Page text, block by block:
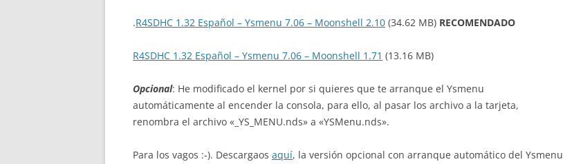
.R4SDHC 1.32 Español – Ysmenu 7.06 – Moonshell 2.10 (34.62 MB) RECOMENDADO
R4SDHC 1.32 Español – Ysmenu 7.06 – Moonshell 1.71 (13.16 MB)
Opcional: He modificado el kernel por si quieres que te arranque el Ysmenu
automáticamente al encender la consola, para ello, al pasar los archivo a la tarjeta,
renombra el archivo «_YS_MENU.nds» a «YSMenu.nds».
Para los vagos :-). Descargaos aquí, la versión opcional con arranque automático del Ysmenu